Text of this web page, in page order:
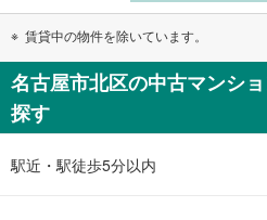
賃貸中の物件を除いています。
名古屋市北区の中古マンシ
探す
駅近・駅徒歩5分以内